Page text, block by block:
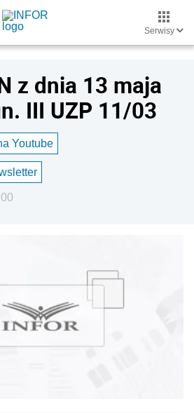
Serwisy
z dnia 13 maja
III UZP 11/03
Youtube